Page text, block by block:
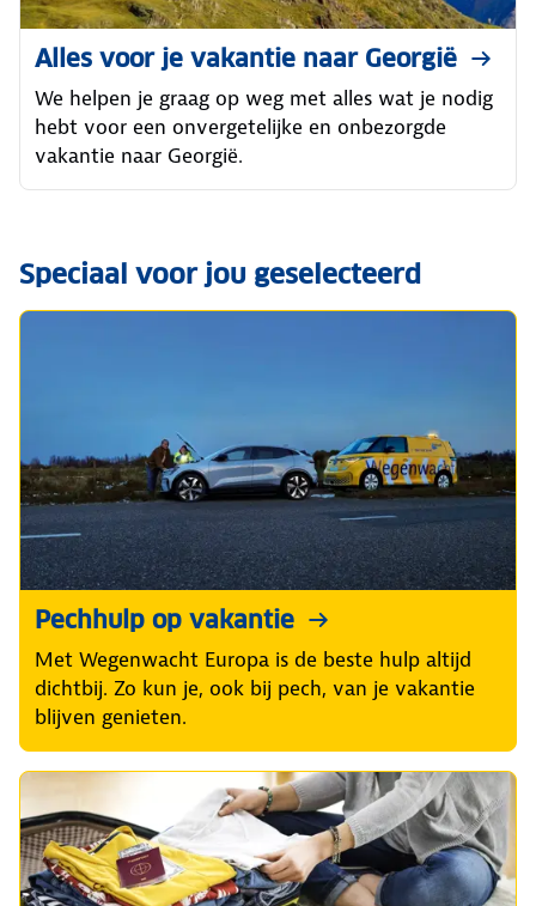
Alles voor je vakantie naar Georgië
We helpen je graag op weg met alles wat je nodig
hebt voor een onvergetelijke en onbezorgde
vakantie naar Georgië.
Speciaal voor jou geselecteerd
Pechhulp op vakantie
Met Wegenwacht Europa is de beste hulp altijd
dichtbij. Zo kun je, ook bij pech, van je vakantie
blijven genieten.